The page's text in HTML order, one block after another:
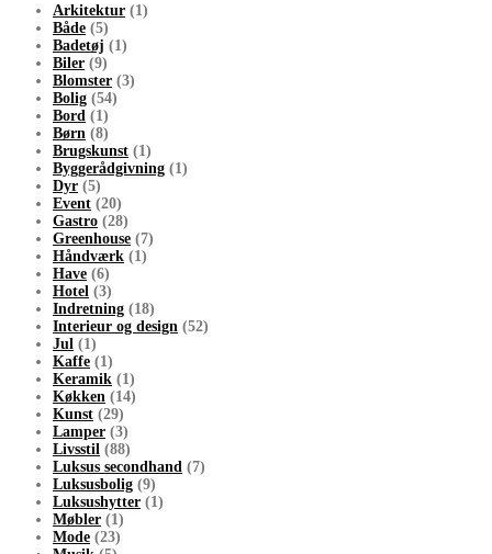
Arkitektur (1)
Både (5)
Badetøj (1)
Biler (9)
Blomster (3)
Bolig (54)
Bord (1)
Børn (8)
Brugskunst (1)
Byggerådgivning (1)
Dyr (5)
Event (20)
Gastro (28)
Greenhouse (7)
Håndværk (1)
Have (6)
Hotel (3)
Indretning (18)
Interieur og design (52)
Jul (1)
Kaffe (1)
Keramik (1)
Køkken (14)
Kunst (29)
Lamper (3)
Livsstil (88)
Luksus secondhand (7)
Luksusbolig (9)
Luksushytter (1)
Møbler (1)
Mode (23)